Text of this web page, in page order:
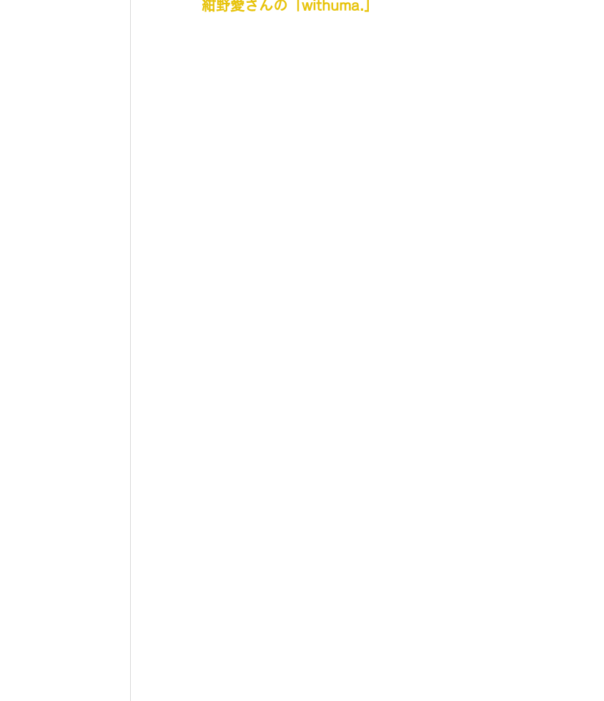
紺野愛さんの「withuma.」